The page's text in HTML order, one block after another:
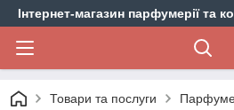
Інтернет-магазин парфумерії та
Товари та послуги